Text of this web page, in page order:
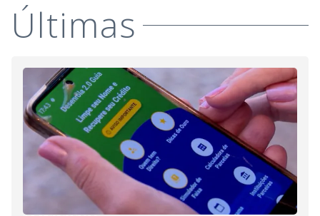
d
e
o
Últimas